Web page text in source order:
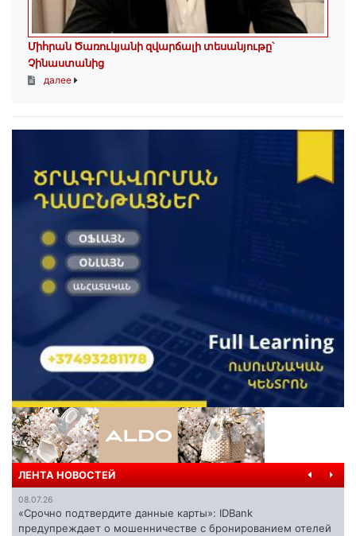
Միհրան Ծառուկյանի զվարճալի տեսանյութը՝
Չինաստանից
далее
ЛЕНТА НОВОСТЕЙ
08.07.26
«Срочно подтвердите данные карты»: IDBank
предупреждает о мошенничестве с бронированием отелей